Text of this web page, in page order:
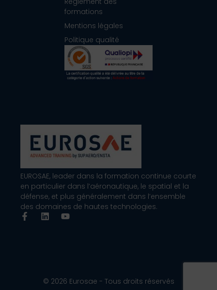
EUROSAE, leader dans la formation continue courte
en particulier dans l’aéronautique, le spatial et la
défense, et plus généralement dans l’ensemble
des domaines de hautes technologies.
formations
Mentions légales
Politique qualité
© 2026 Eurosae - Tous droits réservés